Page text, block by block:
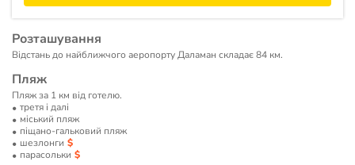
Розташування
Відстань до найближчого аеропорту Даламан складає 84 км.
Пляж
Пляж за 1 км від готелю.
третя і далі
мiський пляж
піщано-гальковий пляж
шезлонги
парасольки